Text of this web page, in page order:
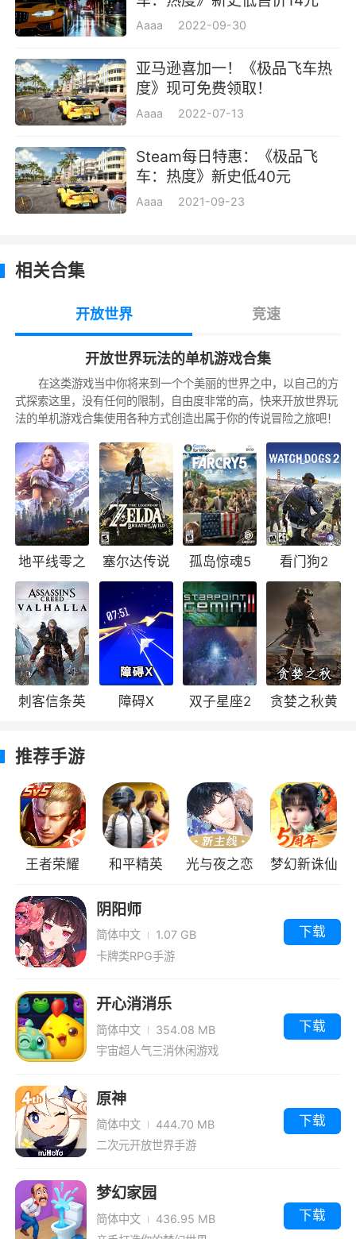
高速度。
ECU：电子元件，提升起步性能，影响加速
度以及最高速度。
冷却：散热系统，影响加速度以及最高速
度。
排气管：改善排气循环，影响加速度以及最
高速度。
低最高速度或者与之前持平。
型的喷的快数量多，自己做取舍吧。
：影响加速度以及最高速度，适当改变
车辆的地形适应性。
刹车：影响刹车效率，与漂移性能直接挂
钩。
轮胎：轮胎会影响车辆对地面的摩擦力控
制，同时还能强化车胎对钉刺等路障的抗性。
离合器 ：提升加速性能，影响加速度。
变速箱
：影响车辆挂挡时的速度损失率（加
速性能）。
差速器 ：影响加速度以及最高速度，适当改
变车辆的地形适应性。
游戏评价
个类型，极品飞车系列更是从1995年推出首款作
可以见到各种知名的车辆品牌供玩家自由挑选，
独特的白天黑色模式更是添加了更多的趣味性，
喜欢的玩家快来下载试试看吧！
游戏视频
Aaaa 2022-09-30
亚马逊喜加一！《极品飞车热
度》现可免费领取！
Aaaa 2022-07-13
Steam每日特惠：《极品飞
车：热度》新史低40元
Aaaa 2021-09-23
相关合集
开放世界 竞速
开放世界玩法的单机游戏合集
在这类游戏当中你将来到一个个美丽的世界之中，以自己的方
式探索这里，没有任何的限制，自由度非常的高，快来开放世界玩
法的单机游戏合集使用各种方式创造出属于你的传说冒险之旅吧！
地平线零之
曙光
塞尔达传说
荒野之息
孤岛惊魂5 看门狗2
刺客信条英
障碍X 双子星座2
贪婪之秋黄
推荐手游
王者荣耀 和平精英 光与夜之恋 梦幻新诛仙
阴阳师
简体中文
1.07 GB
卡牌类RPG手游
下载
开心消消乐
简体中文
354.08 MB
宇宙超人气三消休闲游戏
下载
原神
简体中文
444.70 MB
二次元开放世界手游
下载
梦幻家园
简体中文
436.95 MB
下载